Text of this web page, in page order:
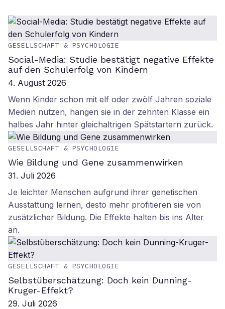
GESELLSCHAFT & PSYCHOLOGIE
Social-Media: Studie bestätigt negative Effekte
auf den Schulerfolg von Kindern
4. August 2026
Wenn Kinder schon mit elf oder zwölf Jahren soziale
Medien nutzen, hängen sie in der zehnten Klasse ein
halbes Jahr hinter gleichaltrigen Spätstartern zurück.
GESELLSCHAFT & PSYCHOLOGIE
Wie Bildung und Gene zusammenwirken
31. Juli 2026
Je leichter Menschen aufgrund ihrer genetischen
Ausstattung lernen, desto mehr profitieren sie von
zusätzlicher Bildung. Die Effekte halten bis ins Alter
an.
GESELLSCHAFT & PSYCHOLOGIE
Selbstüberschätzung: Doch kein Dunning-
Kruger-Effekt?
29. Juli 2026